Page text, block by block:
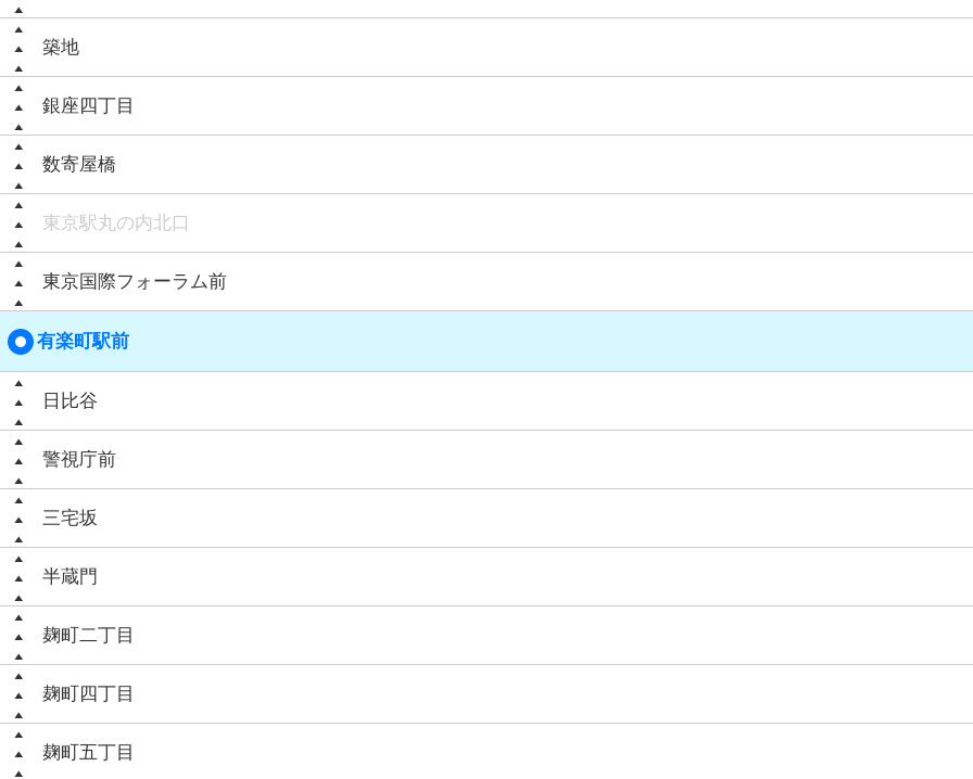
築地
銀座四丁目
数寄屋橋
東京駅丸の内北口
東京国際フォーラム前
有楽町駅前
日比谷
警視庁前
三宅坂
半蔵門
麹町二丁目
麹町四丁目
麹町五丁目